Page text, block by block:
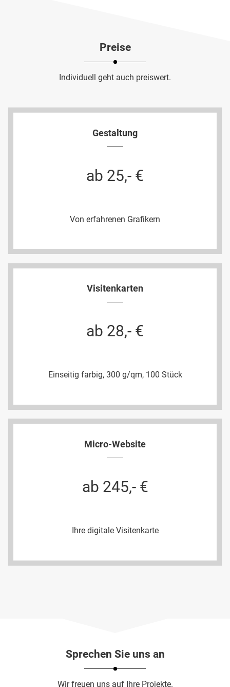
Preise
Individuell geht auch preiswert.
Gestaltung
ab 25,- €
Von erfahrenen Grafikern
Visitenkarten
ab 28,- €
Einseitig farbig, 300 g/qm, 100 Stück
Micro-Website
ab 245,- €
Ihre digitale Visitenkarte
Sprechen Sie uns an
Wir freuen uns auf Ihre Projekte.